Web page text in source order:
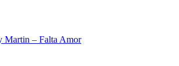
Martin – Falta Amor